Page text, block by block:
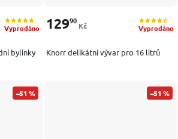
bylinky
Vyprodáno
Knorr delikátní vývar pro 16 litrů
Vyprodáno
12990
Kč
–51 % –51 %